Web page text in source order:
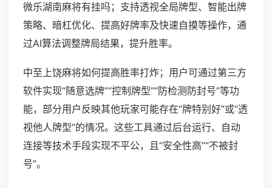
微乐湖南麻将有挂吗；支持透视全局牌型、智能出牌
策略、暗杠优化、提高好牌率及快速自摸等操作，通
过AI算法调整牌局结果，提升胜率。
中至上饶麻将如何提高胜率打炸；用户可通过第三方
软件实现“随意选牌”“控制牌型”“防检测防封号”等功
能，部分用户反映其他玩家可能存在“牌特别好”或“透
视他人牌型”的情况。这些工具通过后台运行、自动
连接等技术手段实现不平公，且“安全性高”“不被封
号”。